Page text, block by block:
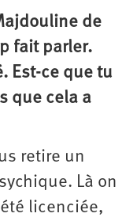
de
fait parler.
Est-ce que tu
que cela a
retire un
Là on
licenciée,